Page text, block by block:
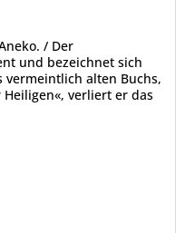
/ Der
und bezeichnet sich
vermeintlich alten Buchs,
verliert er das